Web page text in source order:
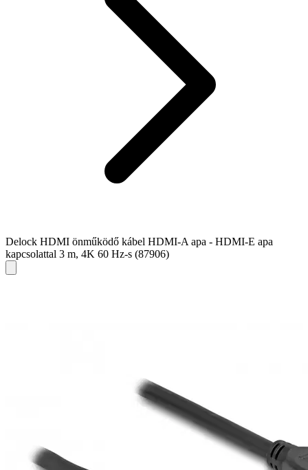
Delock HDMI önműködő kábel HDMI-A apa - HDMI-E apa
kapcsolattal 3 m, 4K 60 Hz-s (87906)